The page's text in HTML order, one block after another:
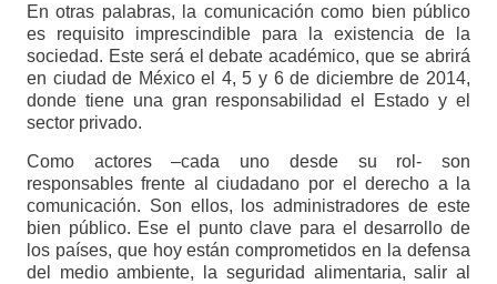
En otras palabras, la comunicación como bien público
es requisito imprescindible para la existencia de la
sociedad. Este será el debate académico, que se abrirá
en ciudad de México el 4, 5 y 6 de diciembre de 2014,
donde tiene una gran responsabilidad el Estado y el
sector privado.
Como actores –cada uno desde su rol- son
responsables frente al ciudadano por el derecho a la
comunicación. Son ellos, los administradores de este
bien público. Ese el punto clave para el desarrollo de
los países, que hoy están comprometidos en la defensa
del medio ambiente, la seguridad alimentaria, salir al